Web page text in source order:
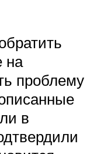
на
проблему
в